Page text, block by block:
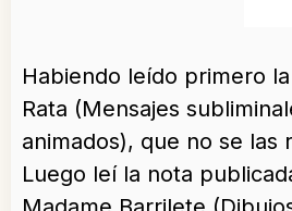
Habiendo leído primero
Rata (Mensajes
animados), que no se las
Luego leí la nota